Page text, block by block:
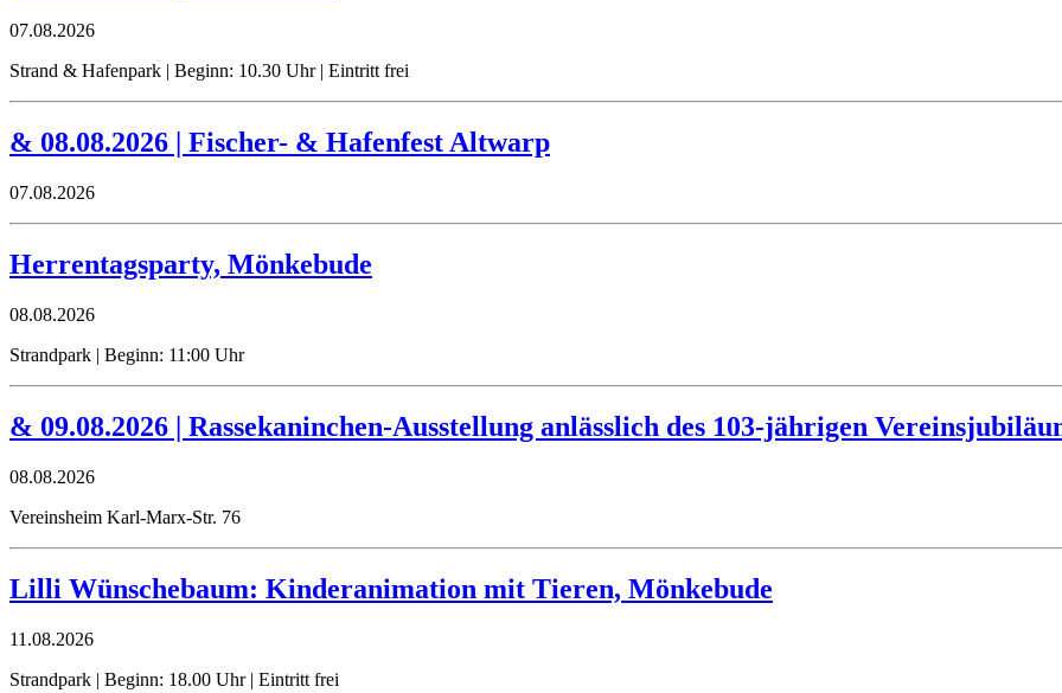
07.08.2026
Strand & Hafenpark | Beginn: 10.30 Uhr | Eintritt frei
& 08.08.2026 | Fischer- & Hafenfest Altwarp
07.08.2026
Herrentagsparty, Mönkebude
08.08.2026
Strandpark | Beginn: 11:00 Uhr
& 09.08.2026 | Rassekaninchen-Ausstellung anlässlich des 103-jährigen
08.08.2026
Vereinsheim Karl-Marx-Str. 76
Lilli Wünschebaum: Kinderanimation mit Tieren, Mönkebude
11.08.2026
Strandpark | Beginn: 18.00 Uhr | Eintritt frei